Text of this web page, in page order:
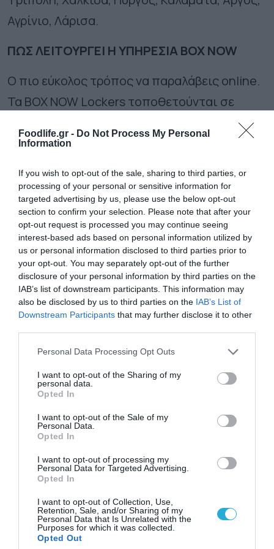
Foodlife.gr - Do Not Process My Personal
Information
If you wish to opt-out of the sale, sharing to third parties, or
processing of your personal or sensitive information for
targeted advertising by us, please use the below opt-out
section to confirm your selection. Please note that after your
opt-out request is processed you may continue seeing
interest-based ads based on personal information utilized by
us or personal information disclosed to third parties prior to
your opt-out. You may separately opt-out of the further
disclosure of your personal information by third parties on the
IAB’s list of downstream participants. This information may
also be disclosed by us to third parties on the IAB’s List of
Downstream Participants that may further disclose it to other
Please note that this website/app uses one or more Google
not limited to your visit or usage behaviour. You may click to
grant or deny consent to Google and its third-party tags to
use your data for below specified purposes in below Google
consent section.
Personal Data Processing Opt Outs
I want to opt-out of the Sharing of my
personal data.
Opted In
I want to opt-out of the Sale of my
Personal Data.
Opted In
I want to opt-out of processing my
Personal Data for Targeted Advertising.
Opted In
I want to opt-out of Collection, Use,
Retention, Sale, and/or Sharing of my
Personal Data that Is Unrelated with the
Purposes for which it was collected.
Opted Out
Αγρίνιο, Λάρισα.
ΠΩΣ ΛΕΙΤΟΥΡΓΕΙ Η ΥΠΗΡΕΣΙΑ BOX NOW
Ο πιο εύκολος τρόπος να παραλάβεις online.
Τα BOX NOW Lockers τοποθετούνται σε
εξωτερικούς, εύκολα προσβάσιμους 24/7
χώρους και είναι φιλικά προς το περιβάλλον
χρήση ανανεώσιμων πηγών ενέργειας.
Πρόκειται για ένα έξυπνο μηχάνημα
παραλαβής δεμάτων που επιτρέπει την
παραλαβή των παραγγελιών εύκολα και
γρήγορα. Συγκεκριμένα, ακολουθείτε τη
συνηθισμένη διαδικασία παραγγελίας σε ένα
e-shop, όμως κατά την ολοκλήρωση
επιλέγετε ως μέσο παράδοσης την επιλογή
«Παράδοση από Θυρίδα BOX NOW» και στη
συνέχεια το επιθυμητό Αυτόματο Μηχάνημα
Παραλαβής Δεμάτων που σας εξυπηρετεί.
Μέσα στις επόμενες 24 ώρες η παραγγελία
παραδίδεται στο επιλεγμένο Αυτόματο
Μηχάνημα Παραλαβής Δεμάτων, και τότε
λαμβάνετε ένα SMS το οποίο σας δίνει τον
κωδικό PIN για το άνοιγμα της θυρίδας
καθώς και οδηγίες προς το επιλεγμένο BOX
NOW Locker. Έτσι, πηγαίνοντας